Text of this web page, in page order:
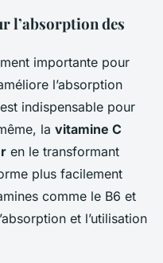
l’absorption des
importante pour
l’absorption
indispensable pour
la vitamine C
en le transformant
plus facilement
comme le B6 et
et l’utilisation